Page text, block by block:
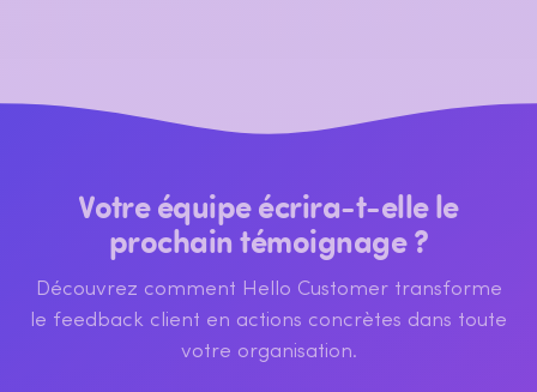
Votre équipe écrira-t-elle le
prochain témoignage ?
Découvrez comment Hello Customer transforme
le feedback client en actions concrètes dans toute
votre organisation.